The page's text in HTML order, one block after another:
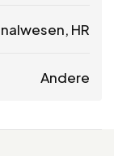
HR
Andere